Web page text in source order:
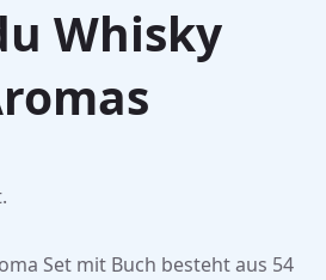
Whisky
Set mit Buch besteht aus 54